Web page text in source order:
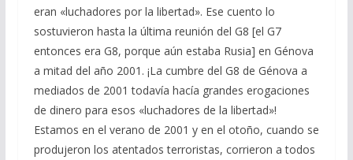
eran «luchadores por la libertad». Ese cuento lo
sostuvieron hasta la última reunión del G8 [el G7
entonces era G8, porque aún estaba Rusia] en Génova
a mitad del año 2001. ¡La cumbre del G8 de Génova a
mediados de 2001 todavía hacía grandes erogaciones
de dinero para esos «luchadores de la libertad»!
Estamos en el verano de 2001 y en el otoño, cuando se
produjeron los atentados terroristas, corrieron a todos